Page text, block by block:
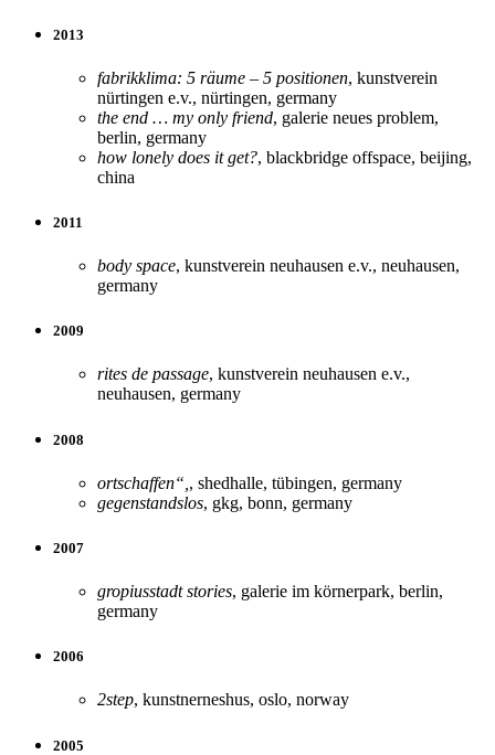
2013
fabrikklima: 5 räume – 5 positionen, kunstverein
nürtingen e.v., nürtingen, germany
the end … my only friend, galerie neues problem,
berlin, germany
how lonely does it get?, blackbridge offspace, beijing,
china
2011
body space, kunstverein neuhausen e.v., neuhausen,
germany
2009
rites de passage, kunstverein neuhausen e.v.,
neuhausen, germany
2008
ortschaffen“, , shedhalle, tübingen, germany
gegenstandslos, gkg, bonn, germany
2007
gropiusstadt stories, galerie im körnerpark, berlin,
germany
2006
2step, kunstnerneshus, oslo, norway
2005